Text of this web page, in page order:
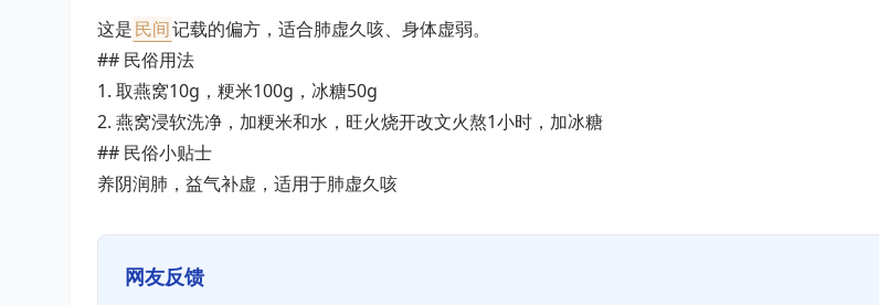
这是民间记载的偏方，适合肺虚久咳、身体虚弱。
## 民俗用法
1. 取燕窝10g，粳米100g，冰糖50g
2. 燕窝浸软洗净，加粳米和水，旺火烧开改文火熬1小时，加冰糖
## 民俗小贴士
养阴润肺，益气补虚，适用于肺虚久咳
网友反馈